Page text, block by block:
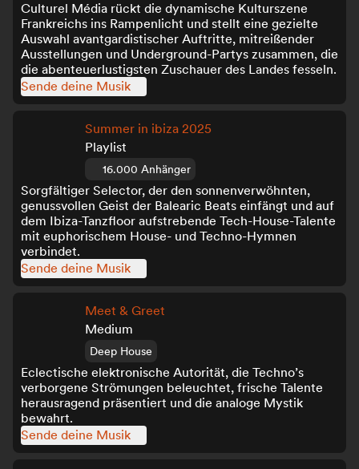
Culturel Média rückt die dynamische Kulturszene
Frankreichs ins Rampenlicht und stellt eine gezielte
Auswahl avantgardistischer Auftritte, mitreißender
Ausstellungen und Underground-Partys zusammen, die
die abenteuerlustigsten Zuschauer des Landes fesseln.
Sende deine Musik
Summer in ibiza 2025
Playlist
16.000 Anhänger
Sorgfältiger Selector, der den sonnenverwöhnten,
genussvollen Geist der Balearic Beats einfängt und auf
dem Ibiza-Tanzfloor aufstrebende Tech-House-Talente
mit euphorischem House- und Techno-Hymnen
verbindet.
Sende deine Musik
Meet & Greet
Medium
Deep House
Eclectische elektronische Autorität, die Techno’s
verborgene Strömungen beleuchtet, frische Talente
herausragend präsentiert und die analoge Mystik
bewahrt.
Sende deine Musik